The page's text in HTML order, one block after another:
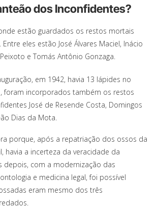
dos Inconfidentes?
estão guardados os restos mortais
eles estão José Álvares Maciel, Inácio
e Tomás Antônio Gonzaga.
em 1942, havia 13 lápides no
foram incorporados também os restos
José de Resende Costa, Domingos
Dias da Mota.
porque, após a repatriação dos ossos da
havia a incerteza da veracidade da
depois, com a modernização das
e medicina legal, foi possível
eram mesmo dos três